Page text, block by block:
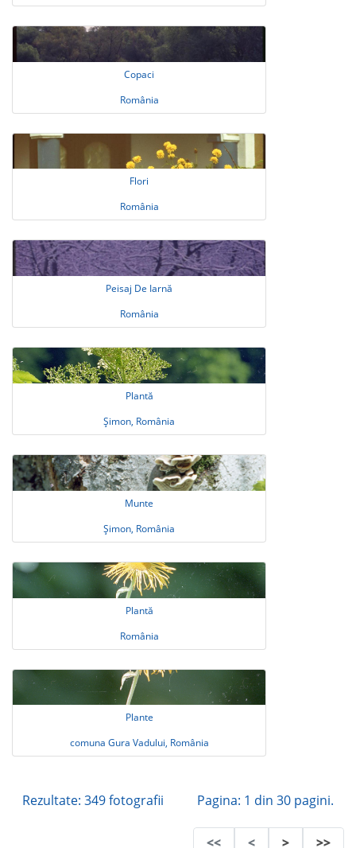
Copaci
România
Flori
România
Peisaj De Iarnă
România
Plantă
Șimon, România
Munte
Șimon, România
Plantă
România
Plante
comuna Gura Vadului, România
Rezultate: 349 fotografii Pagina: 1 din 30 pagini.
<< < > >>